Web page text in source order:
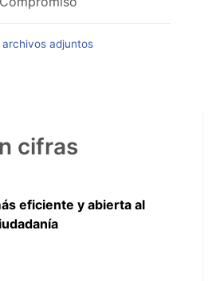
adjuntos
cifras
eficiente y abierta al